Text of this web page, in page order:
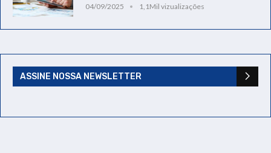
04/09/2025
1,1Mil vizualizações
ASSINE NOSSA NEWSLETTER